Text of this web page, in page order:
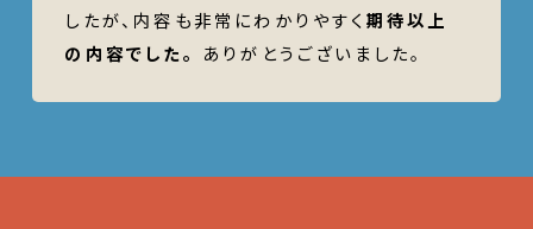
したが、内容も非常にわかりやすく 期待以上
の内容でした。
ありがとうございました。